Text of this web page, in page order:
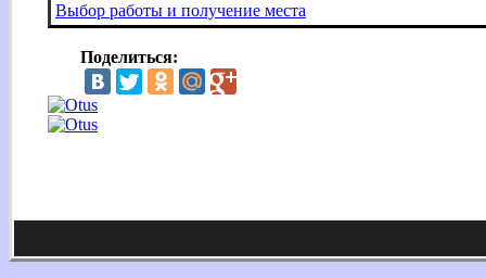
Выбор работы и получение места
Поделиться: